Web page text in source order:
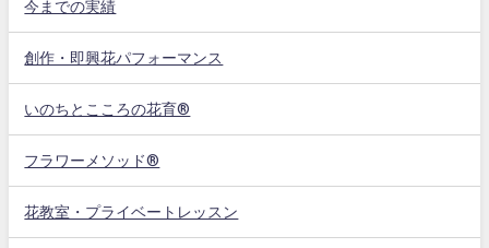
今までの実績
創作・即興花パフォーマンス
いのちとこころの花育®
フラワーメソッド®
花教室・プライベートレッスン